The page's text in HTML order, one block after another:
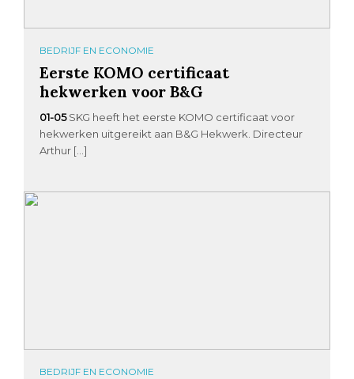
BEDRIJF EN ECONOMIE
Eerste KOMO certificaat
hekwerken voor B&G
01-05 SKG heeft het eerste KOMO certificaat voor
hekwerken uitgereikt aan B&G Hekwerk. Directeur
Arthur […]
BEDRIJF EN ECONOMIE